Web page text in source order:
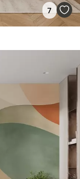
7